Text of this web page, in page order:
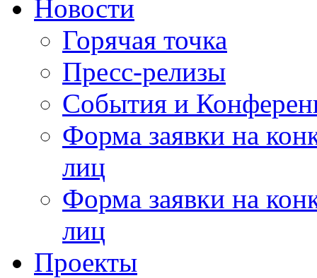
Новости
Горячая точка
Пресс-релизы
События и
Форма заявки на
лиц
Форма заявки на
лиц
Проекты